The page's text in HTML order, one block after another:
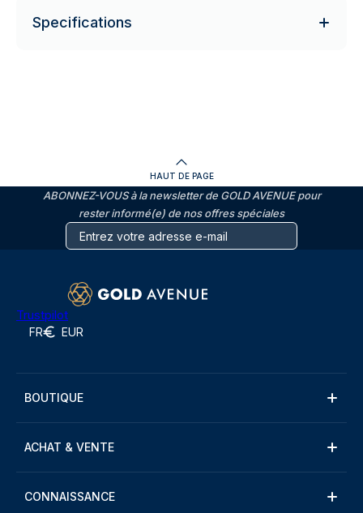
Specifications
HAUT DE PAGE
ABONNEZ-VOUS à la newsletter de GOLD AVENUE pour
rester informé(e) de nos offres spéciales
Trustpilot
FR EUR
BOUTIQUE
ACHAT & VENTE
CONNAISSANCE